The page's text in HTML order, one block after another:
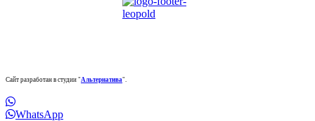
Сайт разработан в студии "Альтернатива".
WhatsApp